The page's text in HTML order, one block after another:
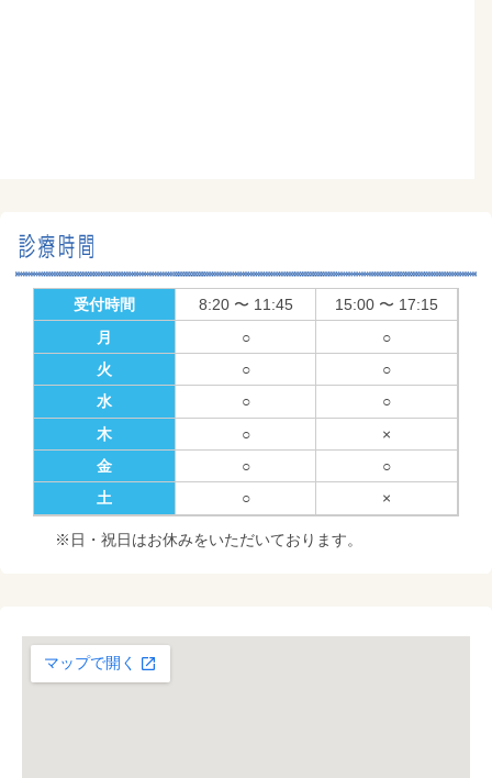
受付時間
月
火
水
木
金
土
8:20 〜 11:45
○
○
○
○
○
○
15:00 〜 17:15
○
○
○
×
○
×
※日・祝日はお休みをいただいております。